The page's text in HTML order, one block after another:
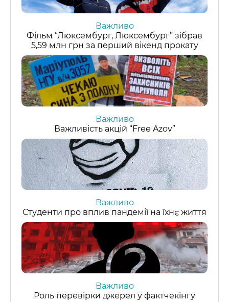
Важливо
Фільм “Люксембург, Люксембург” зібрав
5,59 млн грн за перший вікенд прокату
Важливо
Важливість акцій “Free Azov”
Важливо
Студенти про вплив пандемії на їхнє життя
Важливо
Роль перевірки джерел у фактчекінгу